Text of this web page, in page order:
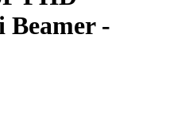
Beamer -